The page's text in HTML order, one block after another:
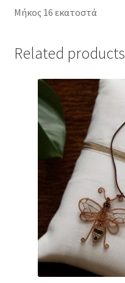
Μήκος 16 εκατοστά
Related products